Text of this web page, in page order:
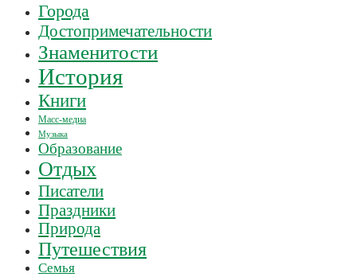
Города
Достопримечательности
Знаменитости
История
Книги
Масс-медиа
Музыка
Образование
Отдых
Писатели
Праздники
Природа
Путешествия
Семья